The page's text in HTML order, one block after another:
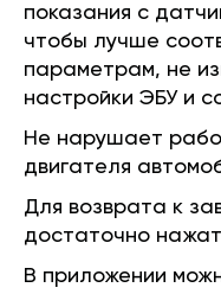
показания с
чтобы лучше
параметрам, не
настройки ЭБУ и
Не нарушает
двигателя
Для возврата к
достаточно
В приложении